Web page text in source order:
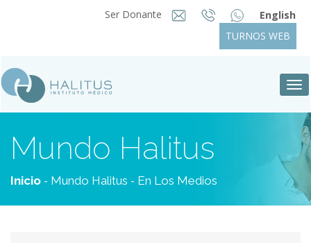
Ser Donante
English
TURNOS WEB
Mundo Halitus
Inicio - Mundo Halitus - En Los Medios